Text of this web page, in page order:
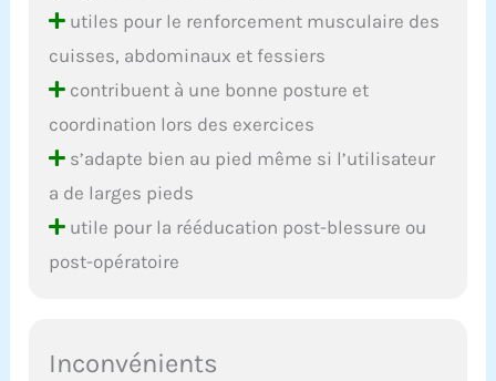
utiles pour le renforcement musculaire des
cuisses, abdominaux et fessiers
contribuent à une bonne posture et
coordination lors des exercices
s’adapte bien au pied même si l’utilisateur
a de larges pieds
utile pour la rééducation post-blessure ou
post-opératoire
Inconvénients